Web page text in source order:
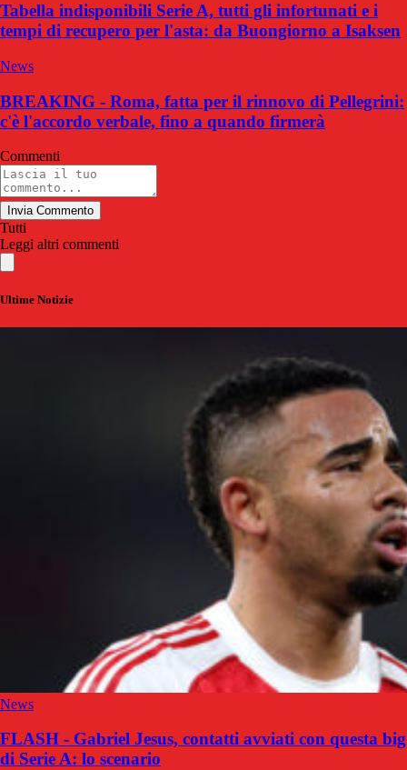
Tabella indisponibili Serie A, tutti gli infortunati e i
tempi di recupero per l'asta: da Buongiorno a Isaksen
News
BREAKING - Roma, fatta per il rinnovo di Pellegrini:
c'è l'accordo verbale, fino a quando firmerà
Commenti
Invia Commento
Tutti
Leggi altri commenti
Ultime Notizie
News
FLASH - Gabriel Jesus, contatti avviati con questa big
di Serie A: lo scenario